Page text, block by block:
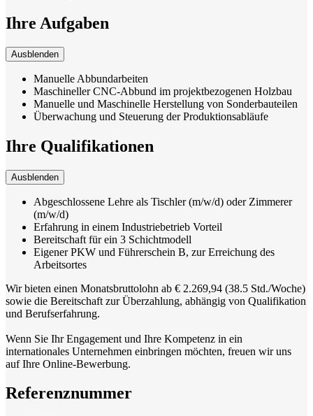
Ihre Aufgaben
Ausblenden
Manuelle Abbundarbeiten
Maschineller CNC-Abbund im projektbezogenen Holzbau
Manuelle und Maschinelle Herstellung von Sonderbauteilen
Überwachung und Steuerung der Produktionsabläufe
Ihre Qualifikationen
Ausblenden
Abgeschlossene Lehre als Tischler (m/w/d) oder Zimmerer
(m/w/d)
Erfahrung in einem Industriebetrieb Vorteil
Bereitschaft für ein 3 Schichtmodell
Eigener PKW und Führerschein B, zur Erreichung des
Arbeitsortes
Wir bieten einen Monatsbruttolohn ab € 2.269,94 (38.5 Std./Woche)
sowie die Bereitschaft zur Überzahlung, abhängig von Qualifikation
und Berufserfahrung.
Wenn Sie Ihr Engagement und Ihre Kompetenz in ein
internationales Unternehmen einbringen möchten, freuen wir uns
auf Ihre Online-Bewerbung.
Referenznummer